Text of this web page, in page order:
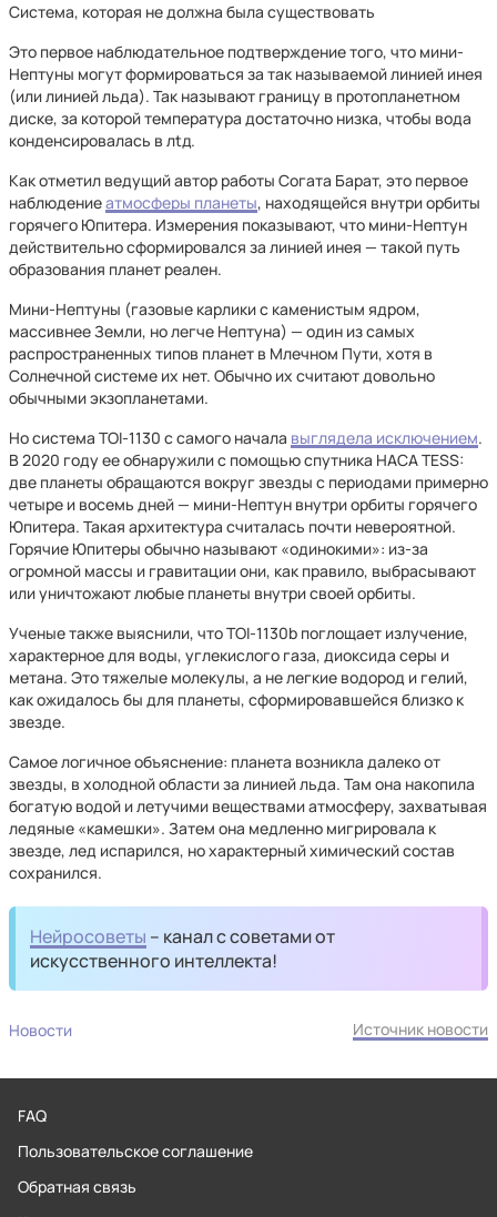
Система, которая не должна была существовать
Это первое наблюдательное подтверждение того, что мини-
Нептуны могут формироваться за так называемой линией инея
(или линией льда). Так называют границу в протопланетном
диске, за которой температура достаточно низка, чтобы вода
конденсировалась в лtд.
Как отметил ведущий автор работы Согата Барат, это первое
наблюдениеатмосферы планеты, находящейся внутри орбиты
горячего Юпитера. Измерения показывают, что мини-Нептун
действительно сформировался за линией инея — такой путь
образования планет реален.
Мини-Нептуны (газовые карлики с каменистым ядром,
массивнее Земли, но легче Нептуна) — один из самых
распространенных типов планет в Млечном Пути, хотя в
Солнечной системе их нет. Обычно их считают довольно
обычными экзопланетами.
Но система TOI-1130 с самого начала выглядела исключением.
В 2020 году ее обнаружили с помощью спутника НАСА TESS:
две планеты обращаются вокруг звезды с периодами примерно
четыре и восемь дней — мини-Нептун внутри орбиты горячего
Юпитера. Такая архитектура считалась почти невероятной.
Горячие Юпитеры обычно называют «одинокими»: из-за
огромной массы и гравитации они, как правило, выбрасывают
или уничтожают любые планеты внутри своей орбиты.
Ученые также выяснили, что TOI-1130b поглощает излучение,
характерное для воды, углекислого газа, диоксида серы и
метана. Это тяжелые молекулы, а не легкие водород и гелий,
как ожидалось бы для планеты, сформировавшейся близко к
звезде.
Самое логичное объяснение: планета возникла далеко от
звезды, в холодной области за линией льда. Там она накопила
богатую водой и летучими веществами атмосферу, захватывая
ледяные «камешки». Затем она медленно мигрировала к
звезде, лед испарился, но характерный химический состав
сохранился.
Нейросоветы – канал с советами от
искусственного интеллекта!
Новости Источник новости
FAQ
Пользовательское соглашение
Обратная связь